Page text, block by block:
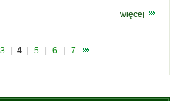
więcej
3 4 5 6 7